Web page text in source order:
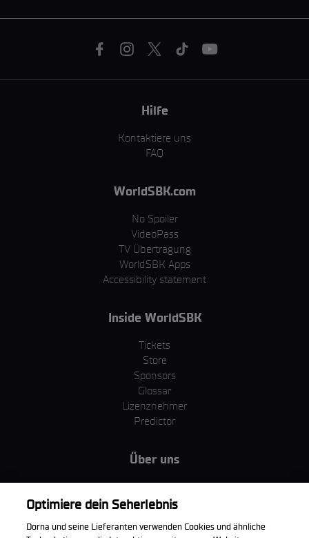
Hilfe
Kontaktiere uns
FAQ
WorldSBK.com
No Spoiler
VideoPass
TV Übertragung
WorldSBK Apps
Accessibility statement
Inside WorldSBK
Tickets
Store
Sponsors
Glossar
Lizenznehmer
Predictor
Über uns
MotoGP Group
Cookie Richtlinien
Unternehmen & ESG
Optimiere dein Seherlebnis
Dorna und seine Lieferanten verwenden Cookies und ähnliche